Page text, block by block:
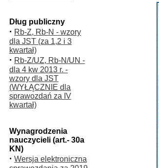
Dług publiczny
· Rb-Z, Rb-N - wzory
dla JST (za 1,2 i 3
kwartał)
· Rb-Z/UZ, Rb-N/UN -
dla 4 kw 2013 r. -
wzory dla JST
(WYŁĄCZNIE dla
sprawozdań za IV
kwartał)
Wynagrodzenia
nauczycieli (art.- 30a
KN)
· Wersja elektroniczna